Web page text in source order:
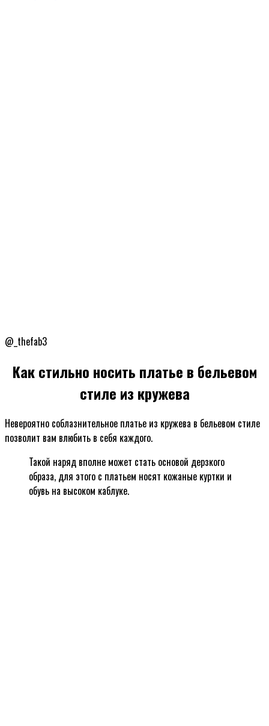
@_thefab3
Как стильно носить платье в бельевом
стиле из кружева
Невероятно соблазнительное платье из кружева в бельевом стиле
позволит вам влюбить в себя каждого.
Такой наряд вполне может стать основой дерзкого
образа, для этого с платьем носят кожаные куртки и
обувь на высоком каблуке.